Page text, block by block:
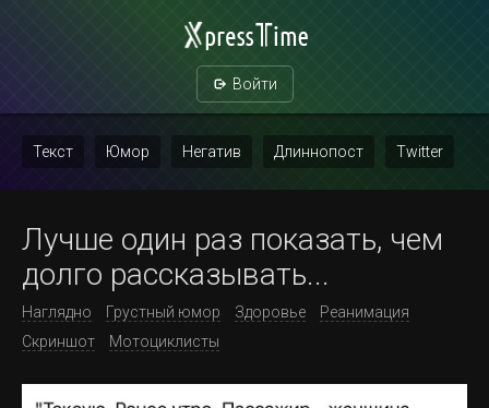
Войти
Текст Юмор Негатив Длиннопост Twitter
Повтор
Лучше один раз показать, чем
долго рассказывать...
Наглядно Грустный юмор Здоровье
Реанимация
Скриншот
Мотоциклисты